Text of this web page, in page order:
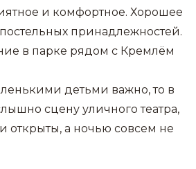
и комфортное. Хорошее
принадлежностей.
в парке рядом с Кремлём
детьми важно, то в
сцену уличного театра,
открыты, а ночью совсем не